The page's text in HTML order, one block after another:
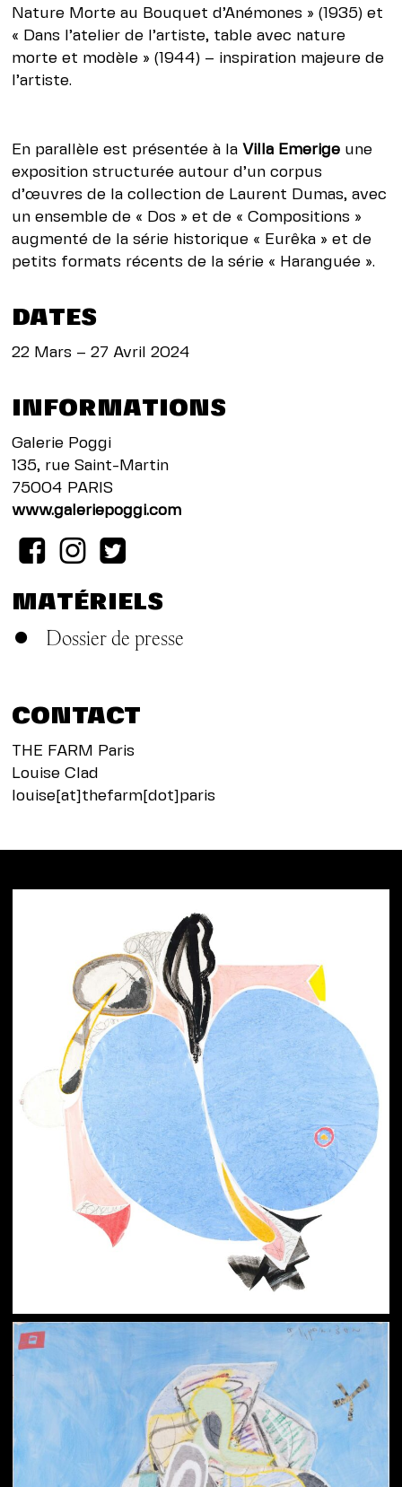
Nature Morte au Bouquet d’Anémones » (1935) et
« Dans l’atelier de l’artiste, table avec nature
morte et modèle » (1944) – inspiration majeure de
l’artiste.
En parallèle est présentée à la Villa Emerige une
exposition structurée autour d’un corpus
d’œuvres de la collection de Laurent Dumas, avec
un ensemble de « Dos » et de « Compositions »
augmenté de la série historique « Eurêka » et de
petits formats récents de la série « Haranguée ».
DATES
22 Mars – 27 Avril 2024
INFORMATIONS
Galerie Poggi
135, rue Saint-Martin
75004 PARIS
www.galeriepoggi.com
MATÉRIELS
Dossier de presse
CONTACT
THE FARM Paris
Louise Clad
louise[at]thefarm[dot]paris